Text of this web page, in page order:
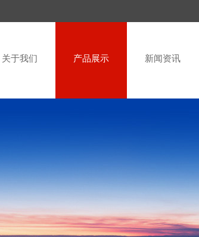
关于我们 产品展示 新闻资讯